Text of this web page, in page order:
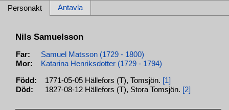
Personakt Antavla
Nils Samuelsson
Far:
Samuel Matsson (1729 - 1800)
Mor:
Katarina Henriksdotter (1729 - 1794)
Född: 1771-05-05 Hällefors (T), Tomsjön. [1]
Död:
1827-08-12 Hällefors (T), Stora Tomsjön. [2]